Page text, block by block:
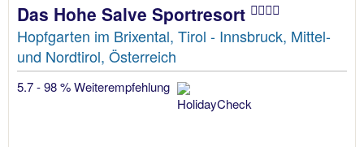
Das Hohe Salve Sportresort
Hopfgarten im Brixental, Tirol - Innsbruck, Mittel-
und Nordtirol, Österreich
5.7 - 98 % Weiterempfehlung